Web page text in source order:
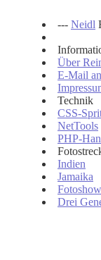
--- Neidl
Über
E-Mail
Technik
CSS-
NetTools
PHP-
Indien
Jamaika
Fotoshow
Drei